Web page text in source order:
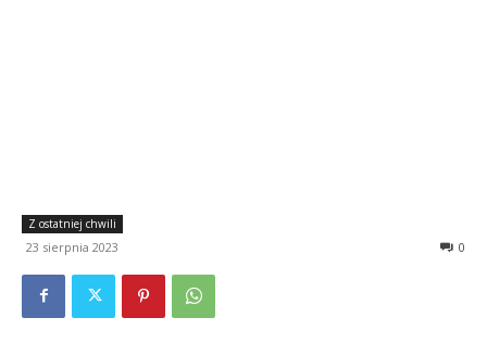
Z ostatniej chwili
23 sierpnia 2023 0